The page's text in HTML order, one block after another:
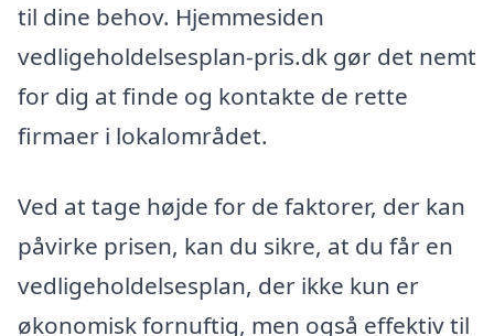
til dine behov. Hjemmesiden
vedligeholdelsesplan-pris.dk gør det nemt
for dig at finde og kontakte de rette
firmaer i lokalområdet.
Ved at tage højde for de faktorer, der kan
påvirke prisen, kan du sikre, at du får en
vedligeholdelsesplan, der ikke kun er
økonomisk fornuftig, men også effektiv til